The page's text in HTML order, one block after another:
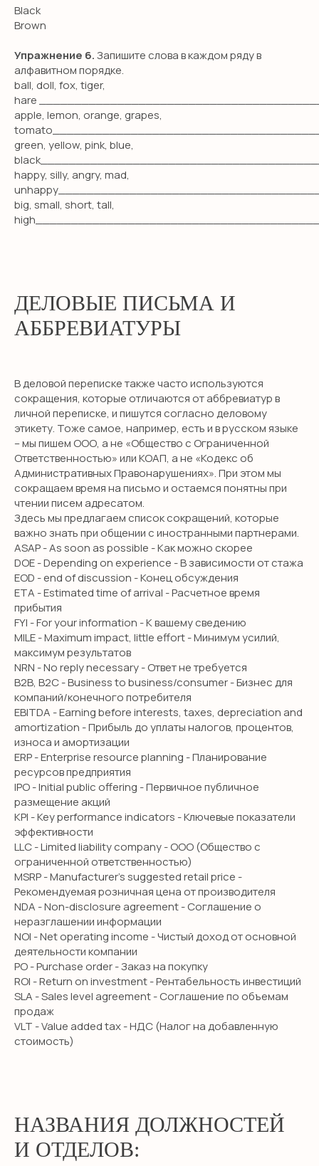
Black
Brown
Упражнение 6.Запишите слова в каждом ряду в
алфавитном порядке.
ball, doll, fox, tiger,
hare
apple, lemon, orange, grapes,
green, yellow, pink, blue,
happy, silly, angry, mad,
big, small, short, tall,
ДЕЛОВЫЕ ПИСЬМА И
АББРЕВИАТУРЫ
В деловой переписке также часто используются
сокращения, которые отличаются от аббревиатур в
личной переписке, и пишутся согласно деловому
этикету. Тоже самое, например, есть и в русском языке
– мы пишем ООО, а не «Общество с Ограниченной
Ответственностью» или КОАП, а не «Кодекс об
Административных Правонарушениях». При этом мы
сокращаем время на письмо и остаемся понятны при
чтении писем адресатом.
Здесь мы предлагаем список сокращений, которые
важно знать при общении с иностранными партнерами.
ASAP - As soon as possible - Как можно скорее
DOE - Depending on experience - В зависимости от стажа
EOD - end of discussion - Конец обсуждения
ETA - Estimated time of arrival - Расчетное время
прибытия
FYI - For your information - К вашему сведению
MILE - Maximum impact, little effort - Минимум усилий,
максимум результатов
NRN - No reply necessary - Ответ не требуется
B2B, B2C - Business to business/consumer - Бизнес для
компаний/конечного потребителя
EBITDA - Earning before interests, taxes, depreciation and
amortization - Прибыль до уплаты налогов, процентов,
износа и амортизации
ERP - Enterprise resource planning - Планирование
ресурсов предприятия
IPO - Initial public offering - Первичное публичное
размещение акций
KPI - Key performance indicators - Ключевые показатели
эффективности
LLC - Limited liability company - ООО (Общество с
ограниченной ответственностью)
MSRP - Manufacturer’s suggested retail price -
Рекомендуемая розничная цена от производителя
NDA - Non-disclosure agreement - Соглашение о
неразглашении информации
NOI - Net operating income - Чистый доход от основной
деятельности компании
PO - Purchase order - Заказ на покупку
ROI - Return on investment - Рентабельность инвестиций
SLA - Sales level agreement - Соглашение по объемам
продаж
VLT - Value added tax - НДС (Налог на добавленную
стоимость)
НАЗВАНИЯ ДОЛЖНОСТЕЙ
И ОТДЕЛОВ: